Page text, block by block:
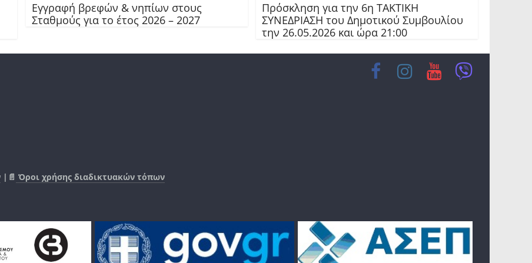
Εγγραφή βρεφών & νηπίων στους
Σταθμούς για το έτος 2026 – 2027
Πρόσκληση για την 6η ΤΑΚΤΙΚΗ
ΣΥΝΕΔΡΙΑΣΗ του Δημοτικού Συμβουλίου
την 26.05.2026 και ώρα 21:00
|📄 Όροι χρήσης διαδικτυακών τόπων